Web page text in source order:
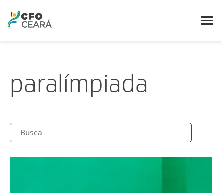
paralímpiada